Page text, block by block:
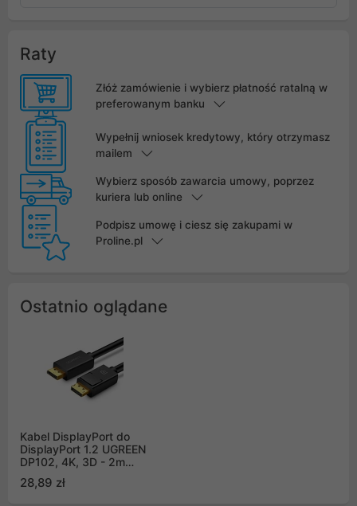
Raty
Złóż zamówienie i wybierz płatność ratalną w
preferowanym banku
Wypełnij wniosek kredytowy, który otrzymasz
mailem
Wybierz sposób zawarcia umowy, poprzez
kuriera lub online
Podpisz umowę i ciesz się zakupami w
Proline.pl
Ostatnio oglądane
Kabel DisplayPort do
DisplayPort 1.2 UGREEN
DP102, 4K, 3D - 2m
28,89 zł